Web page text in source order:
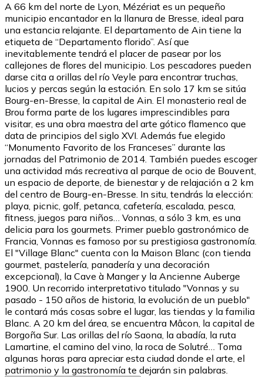
A 66 km del norte de Lyon, Mézériat es un pequeño
municipio encantador en la llanura de Bresse, ideal para
una estancia relajante. El departamento de Ain tiene la
etiqueta de “Departamento florido”. Así que
inevitablemente tendrá el placer de pasear por los
callejones de flores del municipio. Los pescadores pueden
darse cita a orillas del río Veyle para encontrar truchas,
lucios y percas según la estación. En solo 17 km se sitúa
Bourg-en-Bresse, la capital de Ain. El monasterio real de
Brou forma parte de los lugares imprescindibles para
visitar, es una obra maestra del arte gótico flamenco que
data de principios del siglo XVI. Además fue elegido
“Monumento Favorito de los Franceses” durante las
jornadas del Patrimonio de 2014. También puedes escoger
una actividad más recreativa al parque de ocio de Bouvent,
un espacio de deporte, de bienestar y de relajación a 2 km
del centro de Bourg-en-Bresse. In situ, tendrás la elección:
playa, picnic, golf, petanca, cafetería, escalada, pesca,
fitness, juegos para niños… Vonnas, a sólo 3 km, es una
delicia para los gourmets. Primer pueblo gastronómico de
Francia, Vonnas es famoso por su prestigiosa gastronomía.
El "Village Blanc" cuenta con la Maison Blanc (con tienda
gourmet, pastelería, panadería y una decoración
excepcional), la Cave à Manger y la Ancienne Auberge
1900. Un recorrido interpretativo titulado "Vonnas y su
pasado - 150 años de historia, la evolución de un pueblo"
le contará más cosas sobre el lugar, las tiendas y la familia
Blanc. A 20 km del área, se encuentra Mâcon, la capital de
Borgoña Sur. Las orillas del río Saona, la abadía, la ruta
Lamartine, el camino del vino, la roca de Solutré… Toma
algunas horas para apreciar esta ciudad donde el arte, el
patrimonio y la gastronomía te dejarán sin palabras.